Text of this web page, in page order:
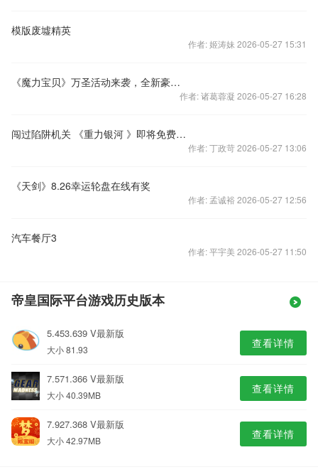
模版废墟精英
作者: 姬涛妹 2026-05-27 15:31
《魔力宝贝》万圣活动来袭，全新豪礼大放送！
作者: 诸葛蓉凝 2026-05-27 16:28
闯过陷阱机关 《重力银河 》即将免费上架双平台
作者: 丁政苛 2026-05-27 13:06
《天剑》8.26幸运轮盘在线有奖
作者: 孟诚裕 2026-05-27 12:56
汽车餐厅3
作者: 平宇美 2026-05-27 11:50
帝皇国际平台游戏历史版本
5.453.639 V最新版
大小 81.93 查看详情
7.571.366 V最新版
大小 40.39MB 查看详情
7.927.368 V最新版
大小 42.97MB 查看详情